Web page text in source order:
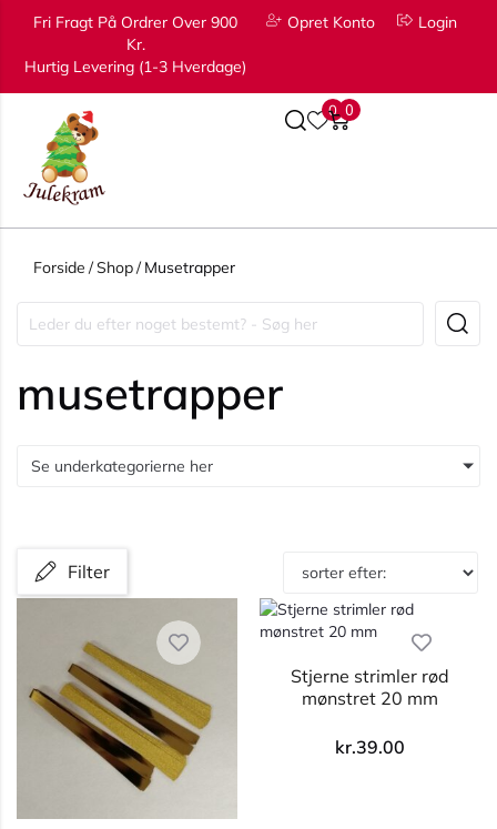
Fri Fragt På Ordrer Over 900
Kr.
Hurtig Levering (1-3 Hverdage)
Opret Konto Login
0 0
Forside /Shop/ Musetrapper
musetrapper
Se underkategorierne her
Filter
Stjerne strimler rød
mønstret 20 mm
kr.39.00